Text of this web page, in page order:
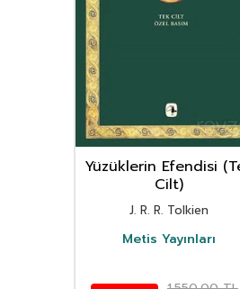
Yüzüklerin Efendisi
Cilt)
J. R. R. Tolkien
Metis Yayınları